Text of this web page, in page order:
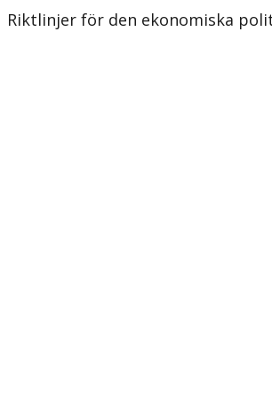
Riktlinjer för den ekonomiska